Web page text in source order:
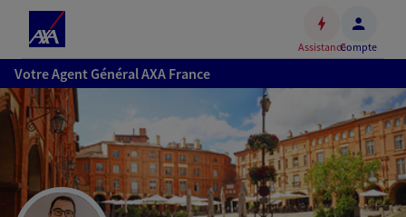
Accéder
au
principal
Accéder
au
pied
de
AssistanceCompte
Votre Agent Général AXA France